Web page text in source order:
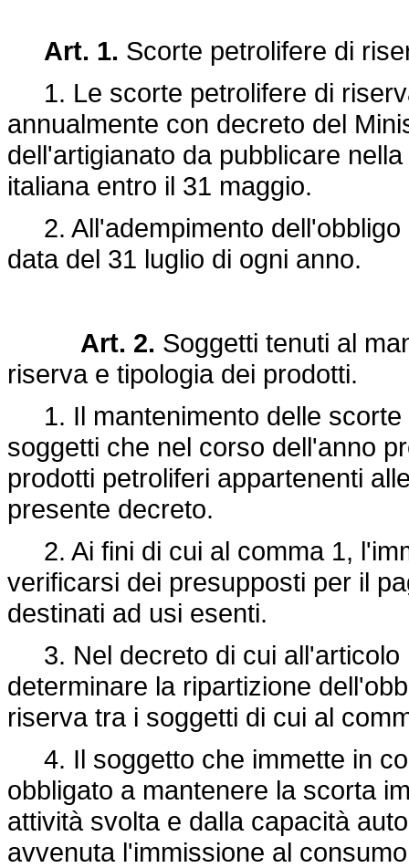
Art. 1. Scorte petrolifere di
1. Le scorte petrolifere di
annualmente con decreto del
dell'artigianato da pubblicare
italiana entro il 31 maggio.
2. All'adempimento dell'obbligo
data del 31 luglio di ogni anno.
Art. 2. Soggetti tenuti al
riserva e tipologia dei prodotti.
1. Il mantenimento delle scorte
soggetti che nel corso dell'anno
prodotti petroliferi appartenenti
presente decreto.
2. Ai fini di cui al comma 1,
verificarsi dei presupposti per il
destinati ad usi esenti.
3. Nel decreto di cui all'articolo
determinare la ripartizione
riserva tra i soggetti di cui al
4. Il soggetto che immette in
obbligato a mantenere la scorta
attività svolta e dalla capacità
avvenuta l'immissione al